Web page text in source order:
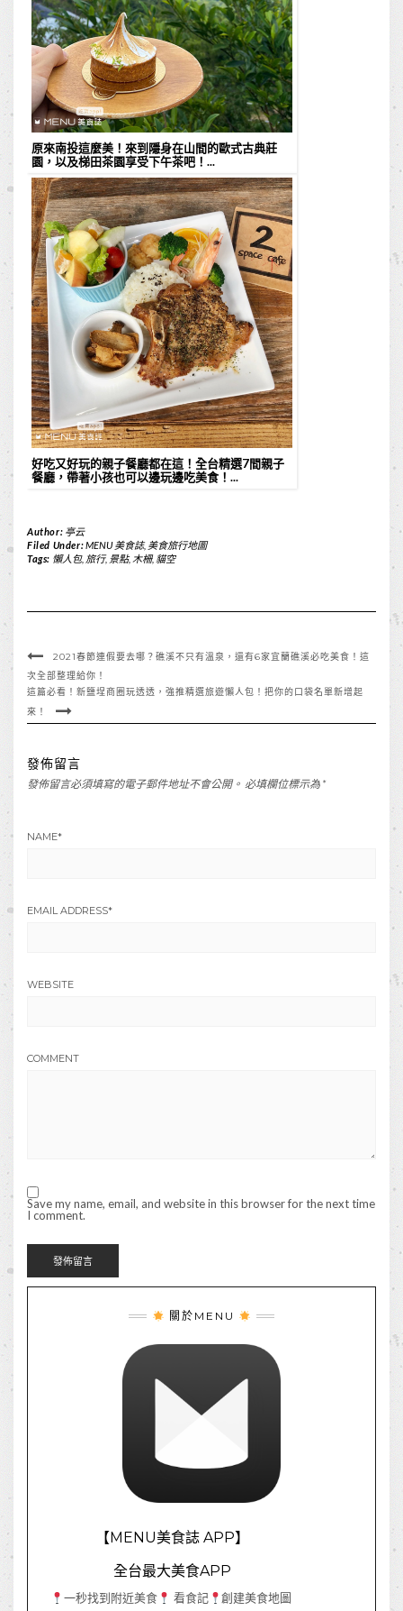
原來南投這麼美！來到隱身在山間的歐式古典莊
園，以及梯田茶園享受下午茶吧！...
好吃又好玩的親子餐廳都在這！全台精選7間親子
餐廳，帶著小孩也可以邊玩邊吃美食！...
Author: 亭云
Filed Under:MENU 美食誌, 美食旅行地圖
Tags: 懶人包, 旅行, 景點, 木柵, 貓空
2021春節連假要去哪？礁溪不只有溫泉，還有6家宜蘭礁溪必吃美食！這
次全部整理給你！
這篇必看！新鹽埕商圈玩透透，強推精選旅遊懶人包！把你的口袋名單新增起
來！
發佈留言
發佈留言必須填寫的電子郵件地址不會公開。 必填欄位標示為 *
NAME*
EMAIL ADDRESS*
WEBSITE
COMMENT
Save my name, email, and website in this browser for the next time
I comment.
關於MENU
【MENU美食誌 APP】
全台最大美食APP
一秒找到附近美食 看食記
創建美食地圖